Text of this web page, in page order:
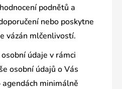
podnětů a
nebo poskytne
vázán mlčenlivostí.
údaje v rámci
osobní údajů o Vás
minimálně